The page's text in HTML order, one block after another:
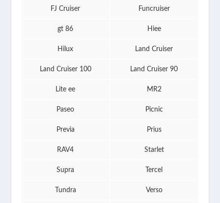
FJ Cruiser Funcruiser
gt 86 Hiee
Hilux Land Cruiser
Land Cruiser 100 Land Cruiser 90
Lite ee MR2
Paseo Picnic
Previa Prius
RAV4 Starlet
Supra Tercel
Tundra Verso